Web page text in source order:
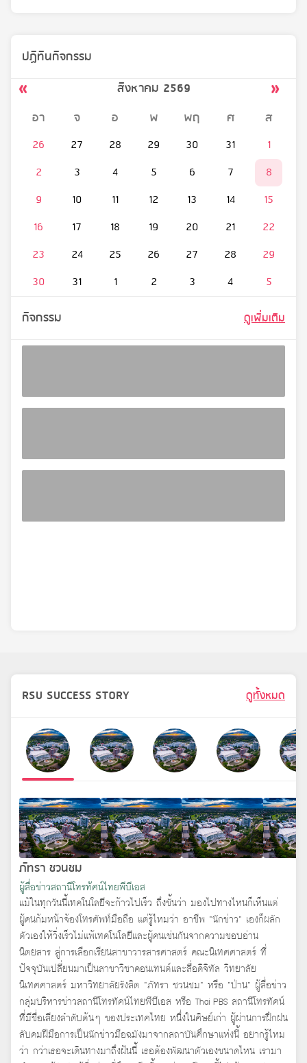
ปฏิทินกิจกรรม
สิงหาคม 2569
อา
จ อ พ พฤ ศ ส
26 27 28 29 30 31
1
2
3 4 5 6 7
8
9
10 11 12 13 14
15
16
17 18 19 20 21
22
23
24 25 26 27 28
29
30
31 1 2 3 4 5
กิจกรรม ดูเพิ่มเติม
RSU SUCCESS STORY ดูทั้งหมด
ภัทรา ชวนชม
ผู้สื่อข่าวสถานีโทรทัศน์ไทยพีบีเอส
แม้ในทุกวันนี้เทคโนโลยีจะก้าวไปเร็ว ถึงขั้นว่า มองไปทางไหนก็เห็นแต่
ผู้คนก้มหน้าจ้องโทรศัพท์มือถือ แต่รู้ไหมว่า อาชีพ “นักข่าว” เองก็ผลัก
ตัวเองให้วิ่งเร็วไม่แพ้เทคโนโลยีและผู้คนเช่นกันจากความชอบอ่าน
นิตยสาร สู่การเลือกเรียนสาขาวารสารศาสตร์ คณะนิเทศศาสตร์ ที่
ปัจจุบันเปลี่ยนมาเป็นสาขาวิชาคอนเทนต์และสื่อดิจิทัล วิทยาลัย
นิเทศศาสตร์ มหาวิทยาลัยรังสิต “ภัทรา ชวนชม” หรือ “ป่าน” ผู้สื่อข่าว
กลุ่มบริหารข่าวสถานีโทรทัศน์ไทยพีบีเอส หรือ Thai PBS สถานีโทรทัศน์
ที่มีชื่อเสียงลำดับต้นๆ ของประเทศไทย หนึ่งในศิษย์เก่า ผู้ผ่านการฝึกฝน
ลับคมฝีมือการเป็นนักข่าวมือฉมังมาจากสถาบันศึกษาแห่งนี้ อยากรู้ไหม
ว่า กว่าเธอจะเดินทางมาถึงฝันนี้ เธอต้องพัฒนาตัวเองขนาดไหน เรามา